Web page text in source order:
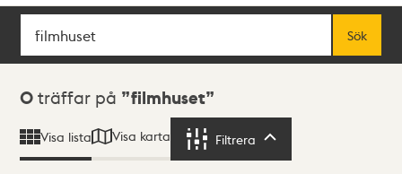
Sök
Sök
Sökresultat
0 träffar på filmhuset
Visa lista Visa karta Filtrera